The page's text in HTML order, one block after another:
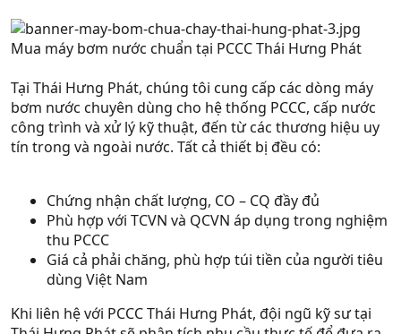
Mua máy bơm nước chuẩn tại PCCC Thái Hưng Phát
Tại Thái Hưng Phát, chúng tôi cung cấp các dòng máy
bơm nước chuyên dùng cho hệ thống PCCC, cấp nước
công trình và xử lý kỹ thuật, đến từ các thương hiệu uy
tín trong và ngoài nước. Tất cả thiết bị đều có:
Chứng nhận chất lượng, CO – CQ đầy đủ
Phù hợp với TCVN và QCVN áp dụng trong nghiệm
thu PCCC
Giá cả phải chăng, phù hợp túi tiền của người tiêu
dùng Việt Nam
Khi liên hệ với PCCC Thái Hưng Phát, đội ngũ kỹ sư tại